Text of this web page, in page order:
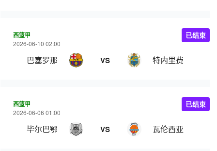
西篮甲
2026-06-10 02:00
巴塞罗那 VS 特内里费
已结束
西篮甲
2026-06-06 01:00
毕尔巴鄂 VS 瓦伦西亚
已结束